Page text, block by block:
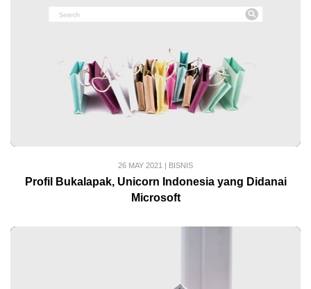
26 MAY 2021 | BISNIS
Profil Bukalapak, Unicorn Indonesia yang Didanai
Microsoft